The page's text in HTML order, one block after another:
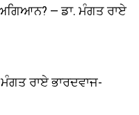
ਅਗਿਆਨ? — ਡਾ. ਮੰਗਤ ਰਾਏ
ਰਾਏ ਭਾਰਦਵਾਜ-